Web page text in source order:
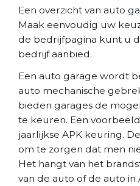
Een overzicht van auto
Maak eenvoudig uw
de bedrijfpagina kunt u
bedrijf aanbied.
Een auto garage wordt
auto mechanische
bieden garages de
te keuren. Een
jaarlijkse APK keuring.
om te zorgen dat men
Het hangt van het
van de auto of de auto in